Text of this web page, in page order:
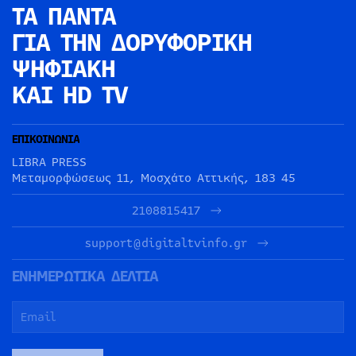
ΤΑ ΠΑΝΤΑ
ΓΙΑ ΤΗΝ ΔΟΡΥΦΟΡΙΚΗ
ΨΗΦΙΑΚΗ
ΚΑΙ HD TV
ΕΠΙΚΟΙΝΩΝΙΑ
LIBRA PRESS
Μεταμορφώσεως 11, Μοσχάτο Αττικής, 183 45
2108815417
support@digitaltvinfo.gr
ΕΝΗΜΕΡΩΤΙΚΑ ΔΕΛΤΙΑ